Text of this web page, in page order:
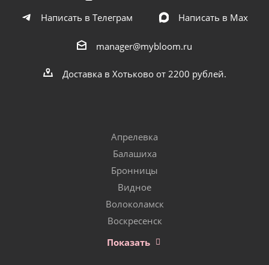
Написать в Телеграм
Написать в Мах
manager@mybloom.ru
Доставка в Хотьково от 2200 рублей.
Апрелевка
Балашиха
Бронницы
Видное
Волоколамск
Воскресенск
Показать